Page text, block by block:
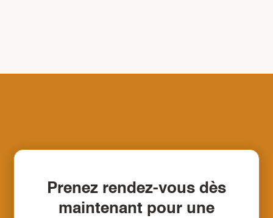
Prenez rendez-vous dès
maintenant pour une